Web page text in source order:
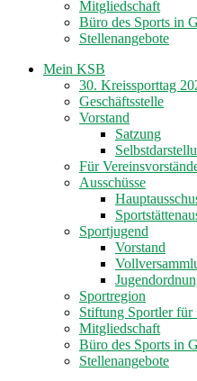
Mitgliedschaft
Büro des Sports in
Stellenangebote
Mein KSB
30. Kreissporttag
Geschäftsstelle
Vorstand
Satzung
Für
Ausschüsse
Sportjugend
Vorstand
Sportregion
Stiftung Sportler für
Mitgliedschaft
Büro des Sports in
Stellenangebote